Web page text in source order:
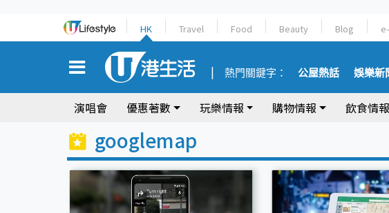
HK Travel Food Beauty Blog
熱門關鍵字： 公屋熱話 娛樂新
演唱會 優惠著數 玩樂情報 購物情報 飲食情報
googlemap